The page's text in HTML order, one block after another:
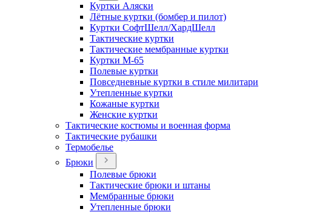
Куртки Аляски
Лётные куртки (бомбер и пилот)
Куртки СофтШелл/ХардШелл
Тактические куртки
Тактические мембранные куртки
Куртки М-65
Полевые куртки
Повседневные куртки в стиле милитари
Утепленные куртки
Кожаные куртки
Женские куртки
Тактические костюмы и военная форма
Тактические рубашки
Термобелье
Брюки
Полевые брюки
Тактические брюки и штаны
Мембранные брюки
Утепленные брюки